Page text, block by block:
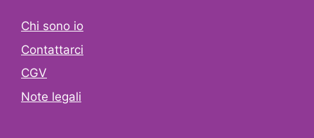
Chi sono io
Contattarci
CGV
Note legali